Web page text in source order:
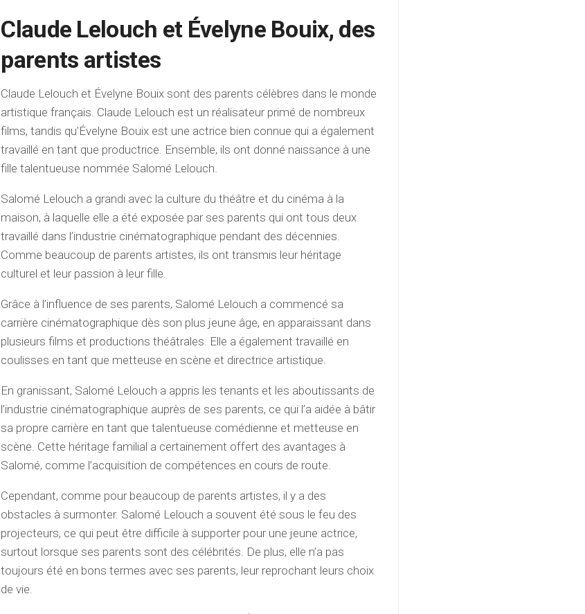
Claude Lelouch et Évelyne Bouix, des
parents artistes
Claude Lelouch et Évelyne Bouix sont des parents célèbres dans le monde
artistique français. Claude Lelouch est un réalisateur primé de nombreux
films, tandis qu’Évelyne Bouix est une actrice bien connue qui a également
travaillé en tant que productrice. Ensemble, ils ont donné naissance à une
fille talentueuse nommée Salomé Lelouch.
Salomé Lelouch a grandi avec la culture du théâtre et du cinéma à la
maison, à laquelle elle a été exposée par ses parents qui ont tous deux
travaillé dans l’industrie cinématographique pendant des décennies.
Comme beaucoup de parents artistes, ils ont transmis leur héritage
culturel et leur passion à leur fille.
Grâce à l’influence de ses parents, Salomé Lelouch a commencé sa
carrière cinématographique dès son plus jeune âge, en apparaissant dans
plusieurs films et productions théâtrales. Elle a également travaillé en
coulisses en tant que metteuse en scène et directrice artistique.
En granissant, Salomé Lelouch a appris les tenants et les aboutissants de
l’industrie cinématographique auprès de ses parents, ce qui l’a aidée à bâtir
sa propre carrière en tant que talentueuse comédienne et metteuse en
scène. Cette héritage familial a certainement offert des avantages à
Salomé, comme l’acquisition de compétences en cours de route.
Cependant, comme pour beaucoup de parents artistes, il y a des
obstacles à surmonter. Salomé Lelouch a souvent été sous le feu des
projecteurs, ce qui peut être difficile à supporter pour une jeune actrice,
surtout lorsque ses parents sont des célébrités. De plus, elle n’a pas
toujours été en bons termes avec ses parents, leur reprochant leurs choix
de vie.